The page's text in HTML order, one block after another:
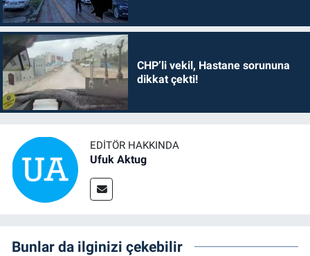
CHP’li vekil, Hastane sorununa
dikkat çekti!
EDITÖR HAKKINDA
Ufuk Aktug
Bunlar da ilginizi çekebilir